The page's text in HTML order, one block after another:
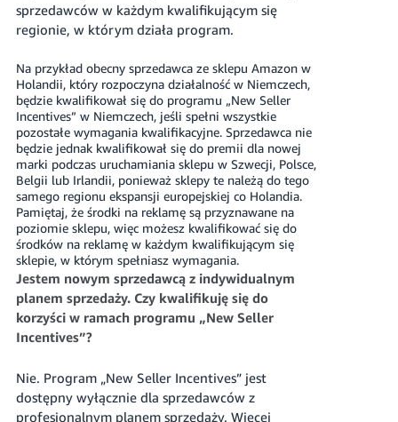
sprzedawców w każdym kwalifikującym się
regionie, w którym działa program.
Na przykład obecny sprzedawca ze sklepu Amazon w
Holandii, który rozpoczyna działalność w Niemczech,
będzie kwalifikował się do programu „New Seller
Incentives” w Niemczech, jeśli spełni wszystkie
pozostałe wymagania kwalifikacyjne. Sprzedawca nie
będzie jednak kwalifikował się do premii dla nowej
marki podczas uruchamiania sklepu w Szwecji, Polsce,
Belgii lub Irlandii, ponieważ sklepy te należą do tego
samego regionu ekspansji europejskiej co Holandia.
Pamiętaj, że środki na reklamę są przyznawane na
poziomie sklepu, więc możesz kwalifikować się do
środków na reklamę w każdym kwalifikującym się
sklepie, w którym spełniasz wymagania.
Jestem nowym sprzedawcą z indywidualnym
planem sprzedaży. Czy kwalifikuję się do
korzyści w ramach programu „New Seller
Incentives”?
Nie. Program „New Seller Incentives” jest
dostępny wyłącznie dla sprzedawców z
profesjonalnym planem sprzedaży. Więcej